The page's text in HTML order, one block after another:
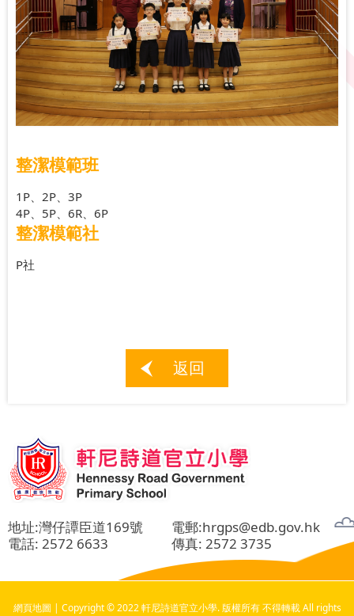
整潔模範班
1P、2P、3P
4P、5P、6R、6P
整潔模範社
P社
返回
地址:灣仔譚臣道169號 電郵:hrgps@edb.gov.hk
電話: 2572 6633 傳真: 2572 3735
網頁地圖 | Copyright © 2022 軒尼詩道官立小學. 版權所有 不得轉載 All rights